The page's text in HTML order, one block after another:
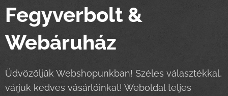
Fegyverbolt &
Webáruház
Üdvözöljük Webshopunkban! Széles választékkal,
várjuk kedves vásárlóinkat! Weboldal teljes